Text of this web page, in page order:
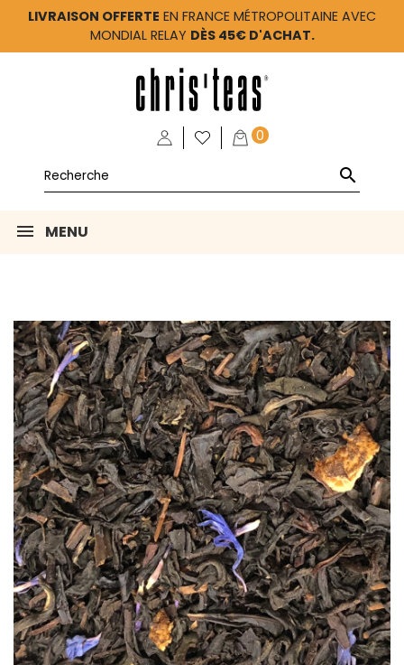
LIVRAISON OFFERTE EN FRANCE MÉTROPOLITAINE AVEC
MONDIAL RELAY DÈS 45€ D'ACHAT.
0

MENU